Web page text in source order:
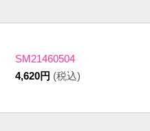
SM21460504
4,620円 (税込)